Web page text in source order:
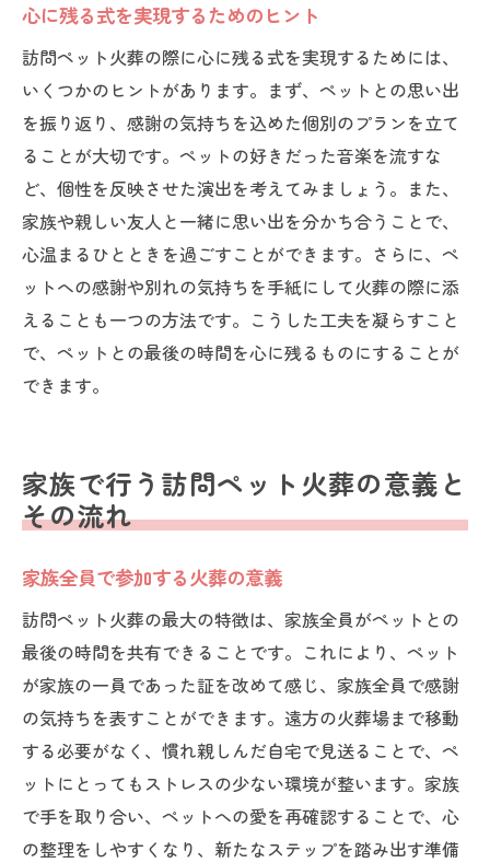
心に残る式を実現するためのヒント
訪問ペット火葬の際に心に残る式を実現するためには、
いくつかのヒントがあります。まず、ペットとの思い出
を振り返り、感謝の気持ちを込めた個別のプランを立て
ることが大切です。ペットの好きだった音楽を流すな
ど、個性を反映させた演出を考えてみましょう。また、
家族や親しい友人と一緒に思い出を分かち合うことで、
心温まるひとときを過ごすことができます。さらに、ペ
ットへの感謝や別れの気持ちを手紙にして火葬の際に添
えることも一つの方法です。こうした工夫を凝らすこと
で、ペットとの最後の時間を心に残るものにすることが
できます。
家族で行う訪問ペット火葬の意義と
その流れ
家族全員で参加する火葬の意義
訪問ペット火葬の最大の特徴は、家族全員がペットとの
最後の時間を共有できることです。これにより、ペット
が家族の一員であった証を改めて感じ、家族全員で感謝
の気持ちを表すことができます。遠方の火葬場まで移動
する必要がなく、慣れ親しんだ自宅で見送ることで、ペ
ットにとってもストレスの少ない環境が整います。家族
で手を取り合い、ペットへの愛を再確認することで、心
の整理をしやすくなり、新たなステップを踏み出す準備